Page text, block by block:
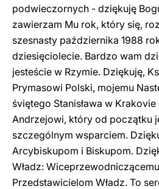
podwieczornych - dziękuję
zawierzam Mu rok, który się,
szesnasty października 1988
dziesięciolecie. Bardzo wam
jesteście w Rzymie. Dziękuję,
Prymasowi Polski, mojemu
śviętego Stanisława w
Andrzejowi, który od początku
szczególnym wsparciem.
Arcybiskupom i Biskupom.
Władz:
Przedstawicielom Władz. To